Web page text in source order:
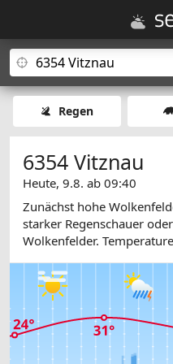
Regen
6354 Vitznau
Heute, 9.8. ab 09:40
Zunächst hohe
starker Regenschauer
Wolkenfelder.